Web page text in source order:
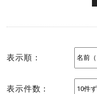
表示順：
表示件数：